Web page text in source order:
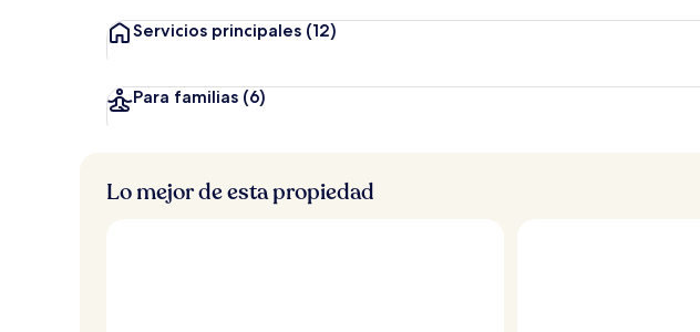
Servicios principales (12)
Para familias (6)
Lo mejor de esta propiedad